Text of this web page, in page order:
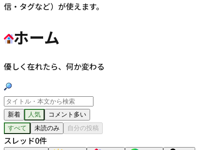
信・タグなど）が使えます。
ホーム
優しく在れたら、何か変わる
新着 人気
コメント多い
すべて
未読のみ 自分の投稿
スレッド0件